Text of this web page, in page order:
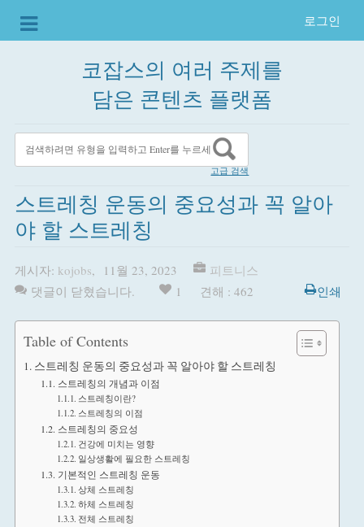
로그인
코잡스의 여러 주제를
담은 콘텐츠 플랫폼
고급 검색
스트레칭 운동의 중요성과 꼭 알아
야 할 스트레칭
게시자: kojobs, 11월 23, 2023
피트니스
댓글이 닫혔습니다.
1 견해 : 462 인쇄
Table of Contents
스트레칭 운동의 중요성과 꼭 알아야 할 스트레칭
스트레칭의 개념과 이점
스트레칭이란?
스트레칭의 이점
스트레칭의 중요성
건강에 미치는 영향
일상생활에 필요한 스트레칭
기본적인 스트레칭 운동
상체 스트레칭
하체 스트레칭
전체 스트레칭